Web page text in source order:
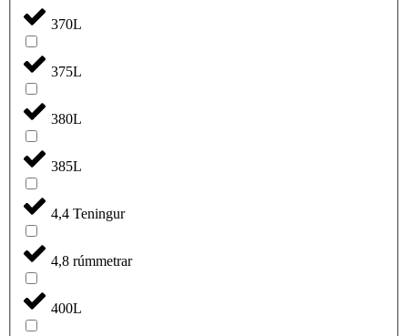
370L
375L
380L
385L
4,4 Teningur
4,8 rúmmetrar
400L